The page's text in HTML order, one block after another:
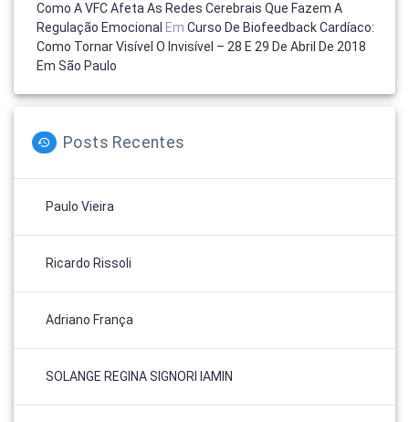
Como A VFC Afeta As Redes Cerebrais Que Fazem A
Regulação Emocional Em Curso De Biofeedback Cardíaco:
Como Tornar Visível O Invisível – 28 E 29 De Abril De 2018
Em São Paulo
Posts Recentes
Paulo Vieira
Ricardo Rissoli
Adriano França
SOLANGE REGINA SIGNORI IAMIN